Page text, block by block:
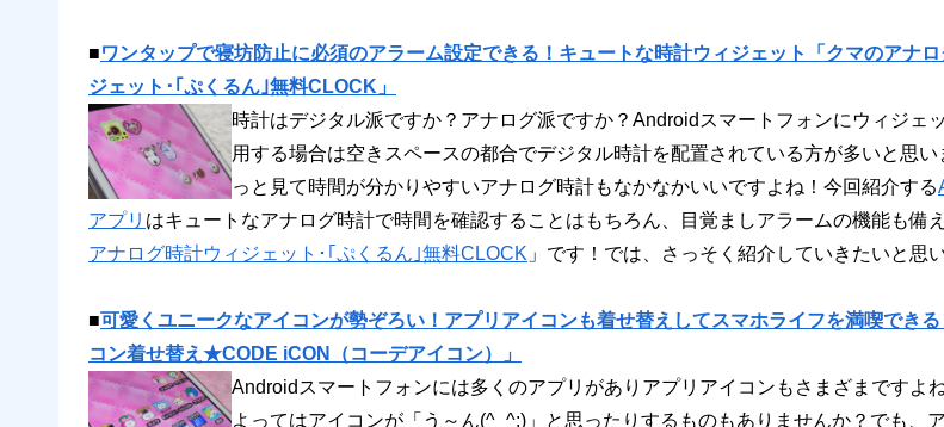
■ワンタップで寝坊防止に必須のアラーム設定できる！キュートな時計ウィジェット「クマのアナロ
ジェット･｢ぷくるん｣無料CLOCK」
時計はデジタル派ですか？アナログ派ですか？Androidスマートフォンにウィジェ
用する場合は空きスペースの都合でデジタル時計を配置されている方が多いと思い
っと見て時間が分かりやすいアナログ時計もなかなかいいですよね！今回紹介する
アプリ はキュートなアナログ時計で時間を確認することはもちろん、目覚ましアラームの機能も備
アナログ時計ウィジェット･｢ぷくるん｣無料CLOCK 」です！では、さっそく紹介していきたいと思い
■可愛くユニークなアイコンが勢ぞろい！アプリアイコンも着せ替えしてスマホライフを満喫できる
コン着せ替え★CODE iCON（コーデアイコン）」
Androidスマートフォンには多くのアプリがありアプリアイコンもさまざまですよ
よってはアイコンが「う～ん(^_^;)」と思ったりするものもありませんか？でも、